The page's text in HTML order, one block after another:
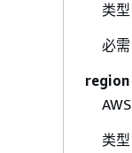
类
必
region
类